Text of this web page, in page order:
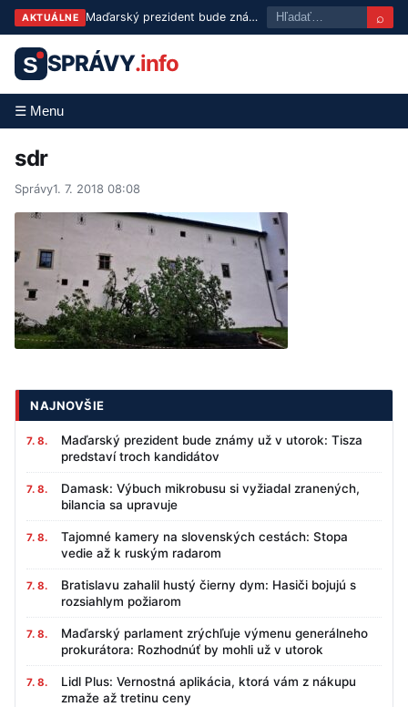
AKTUÁLNE Maďarský prezident bude známy už v utorok: Tisza predstaví troch kandidátov ⌕
S SPRÁVY.info
☰ Menu
sdr
Správy1. 7. 2018 08:08
NAJNOVŠIE
7. 8.
Maďarský prezident bude známy už v utorok: Tisza
predstaví troch kandidátov
7. 8.
Damask: Výbuch mikrobusu si vyžiadal zranených,
bilancia sa upravuje
7. 8.
Tajomné kamery na slovenských cestách: Stopa
vedie až k ruským radarom
7. 8.
Bratislavu zahalil hustý čierny dym: Hasiči bojujú s
rozsiahlym požiarom
7. 8.
Maďarský parlament zrýchľuje výmenu generálneho
prokurátora: Rozhodnúť by mohli už v utorok
7. 8.
Lidl Plus: Vernostná aplikácia, ktorá vám z nákupu
zmaže až tretinu ceny